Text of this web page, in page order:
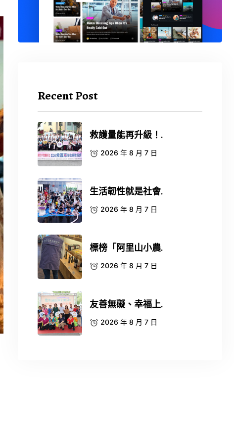
Recent Post
救護量能再升級！.
2026 年 8 月 7 日
生活韌性就是社會.
2026 年 8 月 7 日
標榜「阿里山小農.
2026 年 8 月 7 日
友善無礙、幸福上.
2026 年 8 月 7 日